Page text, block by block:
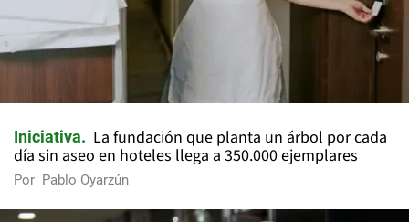
Iniciativa
La fundación que planta un árbol por cada
día sin aseo en hoteles llega a 350.000 ejemplares
Por Pablo Oyarzún